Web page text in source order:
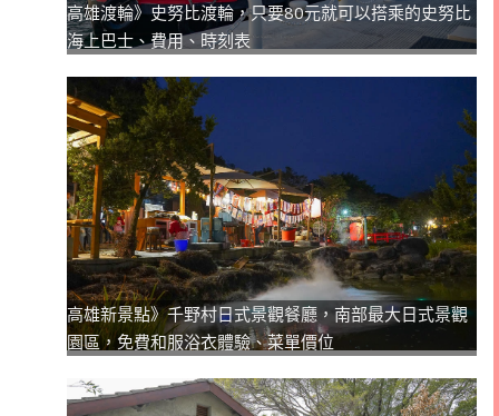
高雄渡輪》史努比渡輪，只要80元就可以搭乘的史努比
海上巴士、費用、時刻表
高雄新景點》千野村日式景觀餐廳，南部最大日式景觀
園區，免費和服浴衣體驗、菜單價位